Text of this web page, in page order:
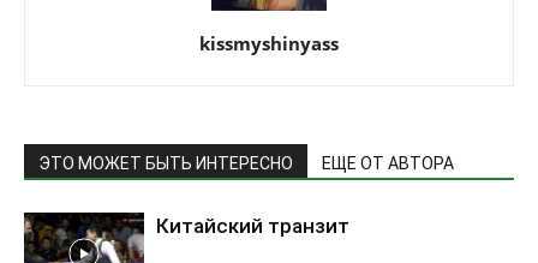
kissmyshinyass
ЭТО МОЖЕТ БЫТЬ ИНТЕРЕСНО ЕЩЕ ОТ АВТОРА
Китайский транзит